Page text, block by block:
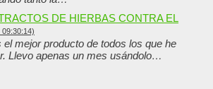
DE HIERBAS CONTRA EL
mejor producto de todos los que he
Llevo apenas un mes usándolo…